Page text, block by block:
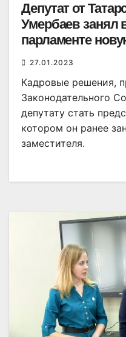
Депутат от
Умербаев занял
парламенте
27.01.2023
Кадровые решения,
Законодательного
депутату стать
котором он ранее
заместителя.